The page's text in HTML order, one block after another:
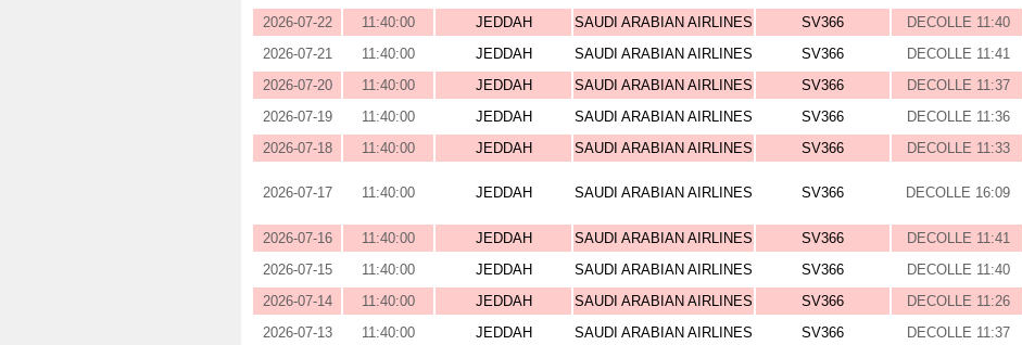
2026-07-22
11:40:00 JEDDAH SAUDI ARABIAN AIRLINES SV366 DECOLLE 11:40
2026-07-21
11:40:00 JEDDAH SAUDI ARABIAN AIRLINES SV366 DECOLLE 11:41
2026-07-20
11:40:00 JEDDAH SAUDI ARABIAN AIRLINES SV366 DECOLLE 11:37
2026-07-19
11:40:00 JEDDAH SAUDI ARABIAN AIRLINES SV366 DECOLLE 11:36
2026-07-18
11:40:00 JEDDAH SAUDI ARABIAN AIRLINES SV366 DECOLLE 11:33
2026-07-17 11:40:00 JEDDAH SAUDI ARABIAN AIRLINES SV366 DECOLLE 16:09
2026-07-16
11:40:00 JEDDAH SAUDI ARABIAN AIRLINES SV366 DECOLLE 11:41
2026-07-15
11:40:00 JEDDAH SAUDI ARABIAN AIRLINES SV366 DECOLLE 11:40
2026-07-14
11:40:00 JEDDAH SAUDI ARABIAN AIRLINES SV366 DECOLLE 11:26
2026-07-13
11:40:00 JEDDAH SAUDI ARABIAN AIRLINES SV366 DECOLLE 11:37